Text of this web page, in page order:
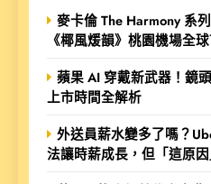
麥卡倫 The Harmony 系
《椰風煖韻》桃園機場全
蘋果 AI 穿戴新武器！鏡
上市時間全解析
外送員薪水變多了嗎？
法讓時薪成長，但「這原